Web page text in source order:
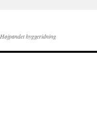
Højpandet hyggeridning